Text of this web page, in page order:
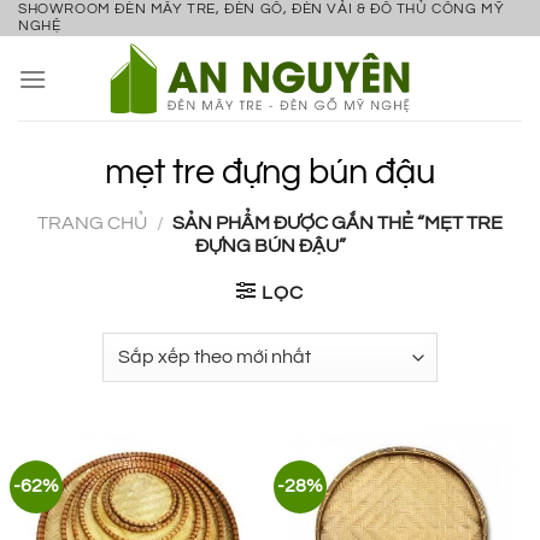
Bỏ
nội
SHOWROOM ĐÈN MÂY TRE, ĐÈN GỖ, ĐÈN VẢI & ĐỒ THỦ CÔNG MỸ
NGHỆ
mẹt tre đựng bún đậu
TRANG CHỦ / SẢN PHẨM ĐƯỢC GẮN THẺ “MẸT TRE
ĐỰNG BÚN ĐẬU”
LỌC
-62% -28%